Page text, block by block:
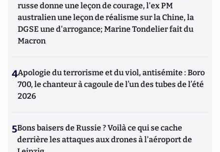
russe donne une leçon de courage, l'ex PM
australien une leçon de réalisme sur la Chine, la
DGSE une d'arrogance; Marine Tondelier fait du
Macron
4Apologie du terrorisme et du viol, antisémite : Boro
700, le chanteur à cagoule de l’un des tubes de l’été
2026
5Bons baisers de Russie ? Voilà ce qui se cache
derrière les attaques aux drones à l'aéroport de